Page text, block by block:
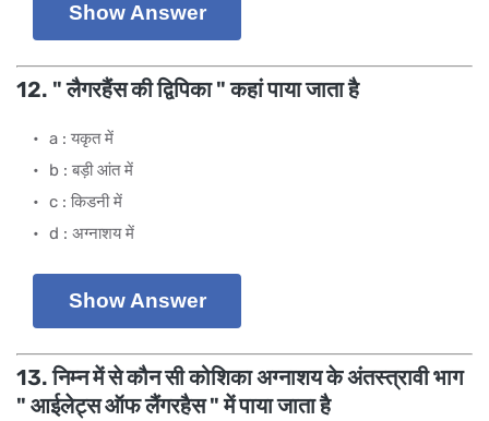
Show Answer
12. " लैगरहैंस की द्विपिका " कहां पाया जाता है
a : यकृत में
b : बड़ी आंत में
c : किडनी में
d : अग्नाशय में
Show Answer
13. निम्न में से कौन सी कोशिका अग्नाशय के अंतस्त्रावी भाग
" आईलेट्स ऑफ लैंगरहैस " में पाया जाता है